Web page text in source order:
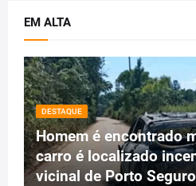
EM ALTA
DESTAQUE
Homem é encontrado
carro é localizado
vicinal de Porto Seguro